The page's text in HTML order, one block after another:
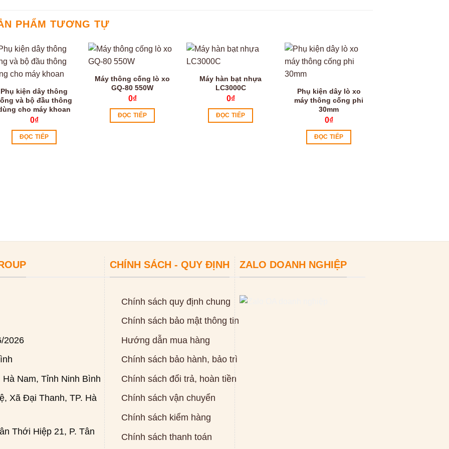
PHẨM TƯƠNG TỰ
Phụ kiện dây thông
và bộ đầu thông
cho máy khoan
0₫
ĐỌC TIẾP
Máy thông cống lò xo
GQ-80 550W
0₫
ĐỌC TIẾP
Máy hàn bạt nhựa
LC3000C
0₫
ĐỌC TIẾP
Phụ kiện dây lò xo
máy thông cống phi
30mm
0₫
ĐỌC TIẾP
2026
Nam, Tỉnh Ninh Bình
Xã Đại Thanh, TP. Hà
Thới Hiệp 21, P. Tân
CHÍNH SÁCH - QUY ĐỊNH
Chính sách quy định chung
Chính sách bảo mật thông tin
Hướng dẫn mua hàng
Chính sách bảo hành, bảo trì
Chính sách đổi trả, hoàn tiền
Chính sách vận chuyển
Chính sách kiểm hàng
Chính sách thanh toán
ZALO DOANH NGHIỆP